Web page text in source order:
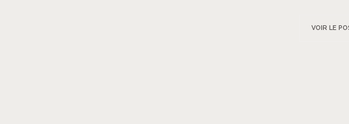
VOIR LE